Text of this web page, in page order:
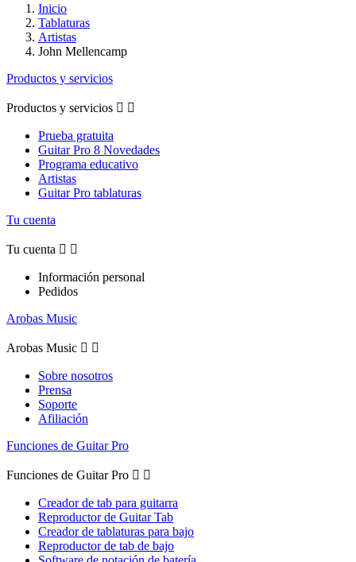
Inicio
Tablaturas
Artistas
John Mellencamp
Productos y servicios
Productos y servicios  
Prueba gratuita
Guitar Pro 8 Novedades
Programa educativo
Artistas
Guitar Pro tablaturas
Tu cuenta
Tu cuenta  
Información personal
Pedidos
Arobas Music
Arobas Music  
Sobre nosotros
Prensa
Soporte
Afiliación
Funciones de Guitar Pro
Funciones de Guitar Pro  
Creador de tab para guitarra
Reproductor de Guitar Tab
Creador de tablaturas para bajo
Reproductor de tab de bajo